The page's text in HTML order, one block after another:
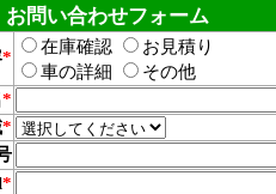
お問い合わせフォーム
*
在庫確認
お見積り
車の詳細
その他
*
*
*